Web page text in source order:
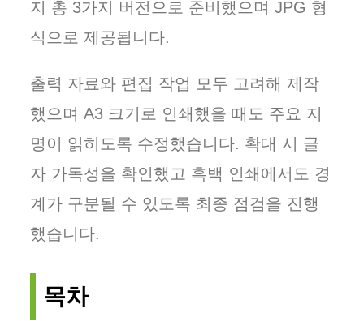
지 총 3가지 버전으로 준비했으며 JPG 형
식으로 제공됩니다.
출력 자료와 편집 작업 모두 고려해 제작
했으며 A3 크기로 인쇄했을 때도 주요 지
명이 읽히도록 수정했습니다. 확대 시 글
자 가독성을 확인했고 흑백 인쇄에서도 경
계가 구분될 수 있도록 최종 점검을 진행
했습니다.
목차